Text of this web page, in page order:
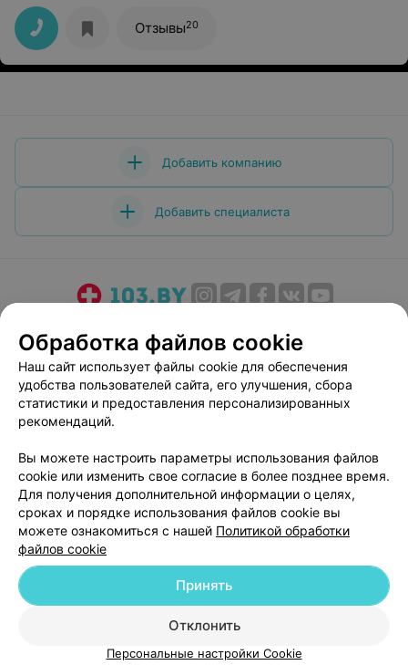
теплоту, добросовестное исполнение своих
служебных обязанностей, чуткое и доброжелательное
отношение к своим пациентам. Пускай Ваш
благородный труд приносит Вам лишь радость и
удовлетворение. С наступающим Новым годом Вас!
Отзывы20
Добавить компанию
Добавить специалиста
Медицинский маркетинг
Публичный договор
Пользовательское соглашение
Способы оплаты
Вакансии
Партнеры
Написать руководителю 103.by
Персональные настройки cookie
Обработка персональных данных
© 2026 ООО «Артокс Лаб», УНП 191700409| 220012, Республика Беларусь,
г. Минск, улица Толбухина, 2, пом. 16 | help@103.by
Обработка файлов cookie
Наш сайт использует файлы cookie для обеспечения
удобства пользователей сайта, его улучшения, сбора
статистики и предоставления персонализированных
рекомендаций.
Вы можете настроить параметры использования файлов
cookie или изменить свое согласие в более позднее время.
Для получения дополнительной информации о целях,
сроках и порядке использования файлов cookie вы
можете ознакомиться с нашей Политикой обработки
файлов cookie
Отклонить
Принять
Персональные настройки Cookie